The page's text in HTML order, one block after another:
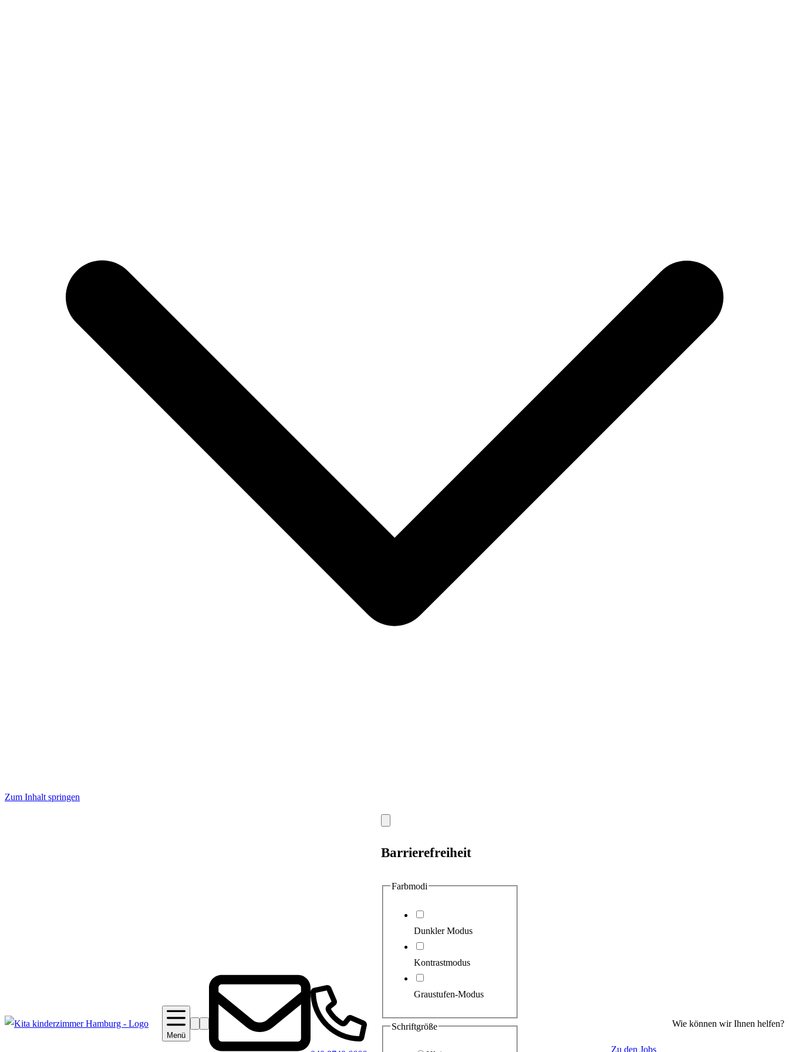
Zum Inhalt springen
Menü
Barrierefreiheit
schließen
Barrierefreiheit
Farbmodi
Dunkler Modus
Kontrastmodus
Graustufen-Modus
Schriftgröße
Zu den Jobs
Wie können wir Ihnen helfen?